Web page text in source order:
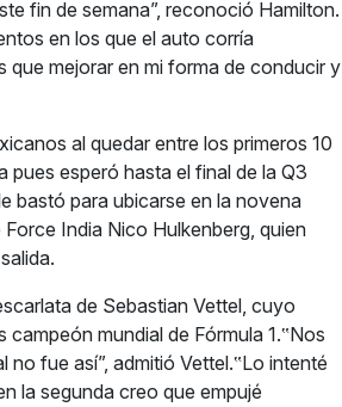
fin de semana”, reconoció Hamilton.
en los que el auto corría
mejorar en mi forma de conducir y
al quedar entre los primeros 10
esperó hasta el final de la Q3
bastó para ubicarse en la novena
India Nico Hulkenberg, quien
de Sebastian Vettel, cuyo
mundial de Fórmula 1.‟Nos
fue así”, admitió Vettel.‟Lo intenté
la segunda creo que empujé